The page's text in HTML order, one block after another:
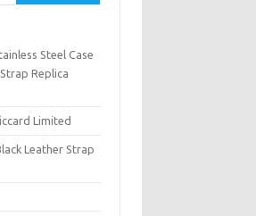
Steel Case
Replica
Limited
Leather Strap